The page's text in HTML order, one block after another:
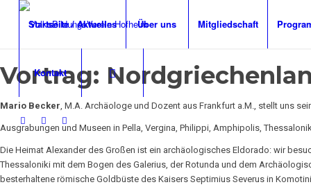
Startseite / Aktuelles Über uns Mitgliedschaft
Kontakt
Vortrag:
Mario Becker, M.A. Archäologe und Dozent aus Frankfurt a.M., stellt uns
Ausgrabungen und Museen in Pella, Vergina, Philippi, Amphipolis,
Die Heimat Alexander des Großen ist ein archäologisches Eldorado: wir
Thessaloniki mit dem Bogen des Galerius, der Rotunda und dem
besterhaltene römische Goldbüste des Kaisers Septimius Severus in